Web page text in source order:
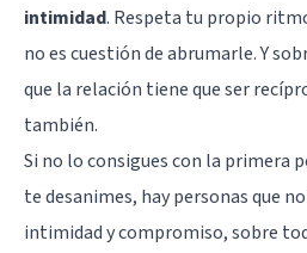
intimidad. Respeta tu propio
no es cuestión de abrumarle. Y
que la relación tiene que ser
también.
Si no lo consigues con la primera
te desanimes, hay personas que
intimidad y compromiso, sobre